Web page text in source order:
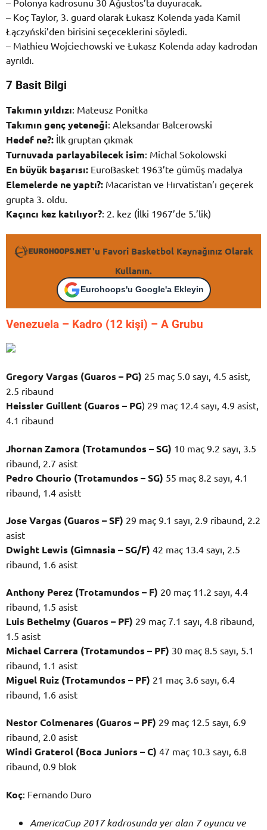
– Koç Taylor, 3. guard olarak Łukasz Kolenda yada Kamil
Łączyński’den birisini seçeceklerini söyledi.
– Mathieu Wojciechowski ve Łukasz Kolenda aday kadrodan
ayrıldı.
7 Basit Bilgi
Takımın yıldızı: Mateusz Ponitka
Takımın genç yeteneği: Aleksandar Balcerowski
Hedef ne?: İlk gruptan çıkmak
Turnuvada parlayabilecek isim: Michal Sokolowski
En büyük başarısı: EuroBasket 1963’te gümüş madalya
Elemelerde ne yaptı?: Macaristan ve Hırvatistan’ı geçerek
grupta 3. oldu.
Kaçıncı kez katılıyor?: 2. kez (İlki 1967’de 5.’lik)
'u Favori Basketbol Kaynağınız Olarak
Kullanın.
Eurohoops'u Google'a Ekleyin
Venezuela – Kadro (12 kişi) – A Grubu
Gregory Vargas (Guaros – PG) 25 maç 5.0 sayı, 4.5 asist,
2.5 ribaund
Heissler Guillent (Guaros – PG) 29 maç 12.4 sayı, 4.9 asist,
4.1 ribaund
Jhornan Zamora (Trotamundos – SG) 10 maç 9.2 sayı, 3.5
ribaund, 2.7 asist
Pedro Chourio (Trotamundos – SG) 55 maç 8.2 sayı, 4.1
ribaund, 1.4 asistt
Jose Vargas (Guaros – SF) 29 maç 9.1 sayı, 2.9 ribaund, 2.2
asist
Dwight Lewis (Gimnasia – SG/F) 42 maç 13.4 sayı, 2.5
ribaund, 1.6 asist
Anthony Perez (Trotamundos – F) 20 maç 11.2 sayı, 4.4
ribaund, 1.5 asist
Luis Bethelmy (Guaros – PF) 29 maç 7.1 sayı, 4.8 ribaund,
1.5 asist
Michael Carrera (Trotamundos – PF) 30 maç 8.5 sayı, 5.1
ribaund, 1.1 asist
Miguel Ruiz (Trotamundos – PF) 21 maç 3.6 sayı, 6.4
ribaund, 1.6 asist
Nestor Colmenares (Guaros – PF) 29 maç 12.5 sayı, 6.9
ribaund, 2.0 asist
Windi Graterol (Boca Juniors – C) 47 maç 10.3 sayı, 6.8
ribaund, 0.9 blok
Koç: Fernando Duro
AmericaCup 2017 kadrosunda yer alan 7 oyuncu ve